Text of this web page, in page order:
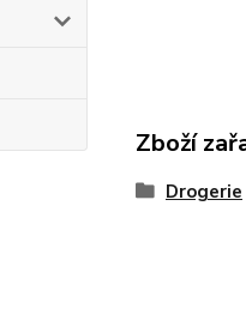
Zboží
Drogerie